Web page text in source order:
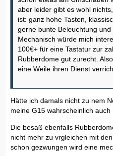
aber leider gibt es wohl
ist: ganz hohe Tasten,
gerne bunte Beleuchtung und
Mechanisch würde mich
100€+ für eine Tastatur zur
Rubberdome gut zurecht.
eine Weile ihren Dienst
Hätte ich damals nicht zu nem
meine G15 wahrscheinlich auch
Die besaß ebenfalls
nicht mehr zu vrgleichen mit
schon gezwungen wird eine